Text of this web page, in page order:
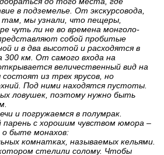
в подземелье. От экскурсовода,
там, мы узнали, что пещеры,
чуть ли не во времена монголо-
собой пробитые
и в два высотой и расходятся в
300 км. От самого входа на
величественный вид на
из трех ярусов, но
Под ними находятся пустоты.
ловушек, поэтому нужно быть
и погружаемся в полумрак.
парень с хорошим чувством юмора –
о быте монахов:
комнатках, называемых кельями.
стелили солому. Чтобы